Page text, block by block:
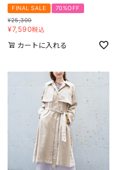
FINAL SALE
70%OFF
¥25,300
¥7,590税込
カートに入れる